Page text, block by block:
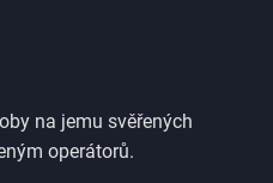
na jemu svěřených
operátorů.